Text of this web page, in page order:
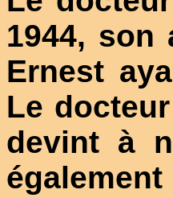
1944, son
Ernest
Le
devint à